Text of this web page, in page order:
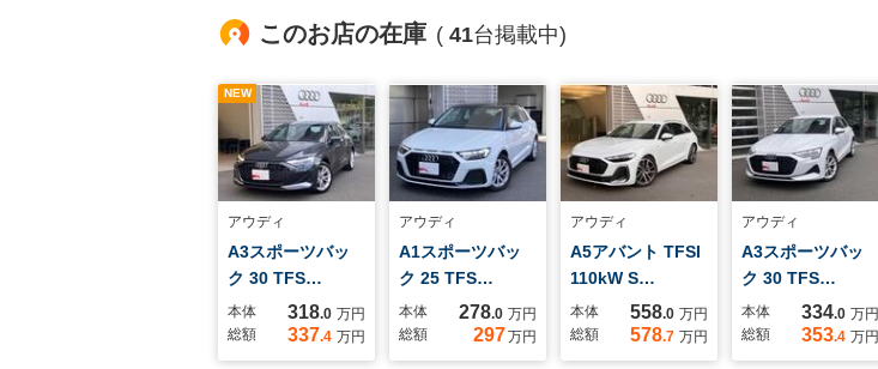
このお店の在庫 ( 41台掲載中)
NEW
アウディ
A3スポーツバッ
ク 30 TFS…
本体 318.0 万円
総額
337.4 万円
アウディ
A1スポーツバッ
ク 25 TFS…
本体 278.0 万円
総額
297万円
アウディ
A5アバント TFSI
110kW S…
本体 558.0 万円
総額
578.7 万円
アウディ
A3スポーツバッ
ク 30 TFS…
本体 334.0 万円
総額
353.4 万円